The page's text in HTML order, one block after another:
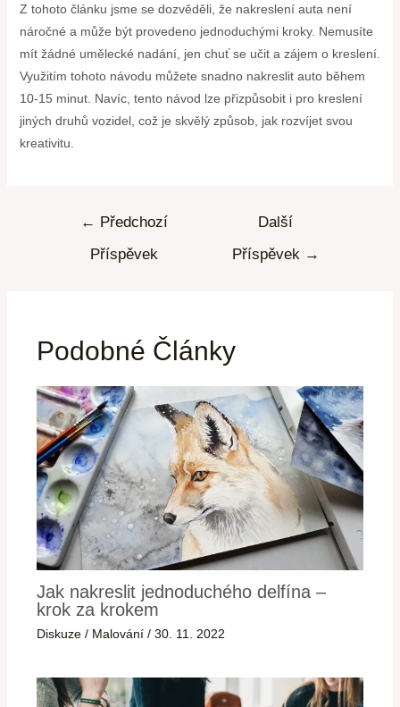
Z tohoto článku jsme se dozvěděli, že nakreslení auta není
náročné a může být provedeno jednoduchými kroky. Nemusíte
mít žádné umělecké nadání, jen chuť se učit a zájem o kreslení.
Využitím tohoto návodu můžete snadno nakreslit auto během
10-15 minut. Navíc, tento návod lze přizpůsobit i pro kreslení
jiných druhů vozidel, což je skvělý způsob, jak rozvíjet svou
kreativitu.
← Předchozí
Příspěvek
Další
Příspěvek →
Podobné Články
Jak nakreslit jednoduchého delfína –
krok za krokem
Diskuze / Malování /30. 11. 2022